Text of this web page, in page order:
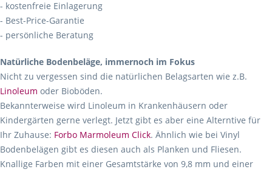
- kostenfreie Einlagerung
- Best-Price-Garantie
- persönliche Beratung
Natürliche Bodenbeläge, immernoch im Fokus
Nicht zu vergessen sind die natürlichen Belagsarten wie z.B.
Linoleum oder Bioböden.
Bekannterweise wird Linoleum in Krankenhäusern oder
Kindergärten gerne verlegt. Jetzt gibt es aber eine Alterntive für
Ihr Zuhause: Forbo Marmoleum Click. Ähnlich wie bei Vinyl
Bodenbelägen gibt es diesen auch als Planken und Fliesen.
Knallige Farben mit einer Gesamtstärke von 9,8 mm und einer